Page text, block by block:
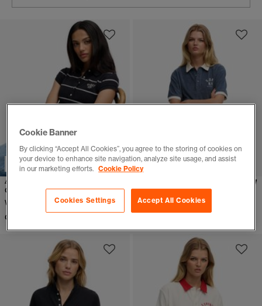
NEU
Athletic Essentials
Gestreiftes Jersey-Poloshirt
Weitere Farben verfügbar
CHF 49,90
Weitere Farben verfügbar
CHF 59,90
Cookie Banner
By clicking “Accept All Cookies”, you agree to the storing of cookies on
your device to enhance site navigation, analyze site usage, and assist
in our marketing efforts. Cookie Policy
Accept All Cookies
Cookies Settings